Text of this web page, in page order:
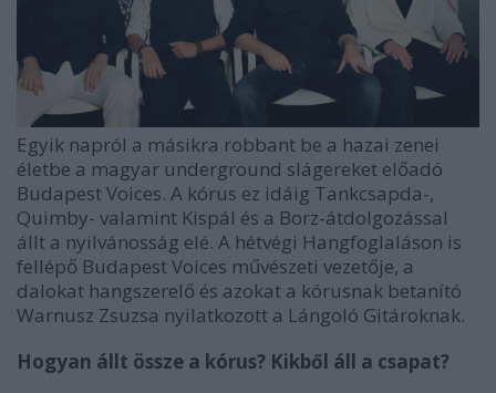
Egyik napról a másikra robbant be a hazai zenei
életbe a magyar underground slágereket előadó
Budapest Voices. A kórus ez idáig Tankcsapda-,
Quimby- valamint Kispál és a Borz-átdolgozással
állt a nyilvánosság elé. A hétvégi Hangfoglaláson is
fellépő Budapest Voices művészeti vezetője, a
dalokat hangszerelő és azokat a kórusnak betanító
Warnusz Zsuzsa nyilatkozott a Lángoló Gitároknak.
Hogyan állt össze a kórus? Kikből áll a csapat?